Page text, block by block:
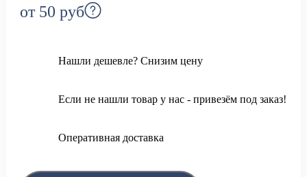
от 50 руб
Нашли дешевле? Снизим цену
Если не нашли товар у нас - привезём под заказ!
Оперативная доставка